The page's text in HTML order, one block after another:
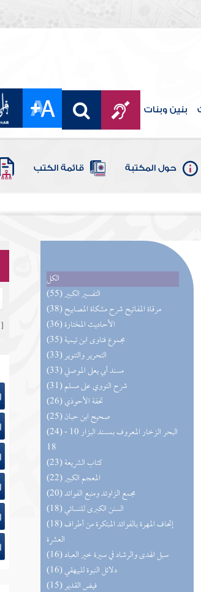
بنين وبنات
حول المكتبة قائمة الكتب
الكل
(55) التفسير الكبير
(38) مرقاة المفاتيح شرح مشكاة المصابيح
(36) الأحاديث المختارة
(35) مجموع فتاوى ابن تيمية
(33) التحرير والتنوير
(33) مسند أبي يعلى الموصلي
(31) شرح النووي على مسلم
(26) تحفة الأحوذي
(25) صحيح ابن حبان
(24) البحر الزخار المعروف بمسند البزار 10 -
18
(23) كتاب الشريعة
(22) المعجم الكبير
(20) مجمع الزاوئد ومنبع الفوائد
(18) السنن الكبرى للنسائي
(18) إتحاف المهرة بالفوائد المبتكرة من أطراف
العشرة
(16) سبل الهدى والرشاد في سيرة خير العباد
(16) دلائل النبوة للبيهقي
(15) فيض القدير